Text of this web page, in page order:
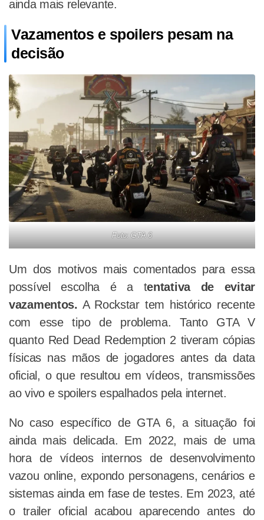
ainda mais relevante.
Vazamentos e spoilers pesam na
decisão
Foto: GTA 6
Um dos motivos mais comentados para essa
possível escolha é a tentativa de evitar
vazamentos. A Rockstar tem histórico recente
com esse tipo de problema. Tanto GTA V
quanto Red Dead Redemption 2 tiveram cópias
físicas nas mãos de jogadores antes da data
oficial, o que resultou em vídeos, transmissões
ao vivo e spoilers espalhados pela internet.
No caso específico de GTA 6, a situação foi
ainda mais delicada. Em 2022, mais de uma
hora de vídeos internos de desenvolvimento
vazou online, expondo personagens, cenários e
sistemas ainda em fase de testes. Em 2023, até
o trailer oficial acabou aparecendo antes do